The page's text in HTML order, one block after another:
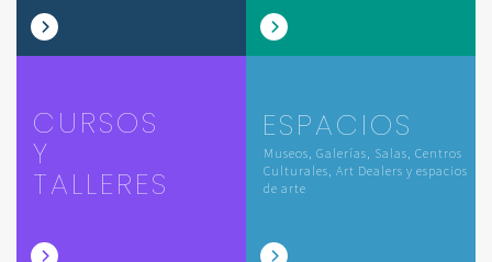
CURSOS
Y
TALLERES
ESPACIOS
Museos, Galerías, Salas, Centros
Culturales, Art Dealers y espacios
de arte